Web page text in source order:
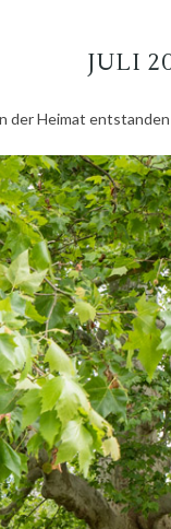
JULI
der Heimat